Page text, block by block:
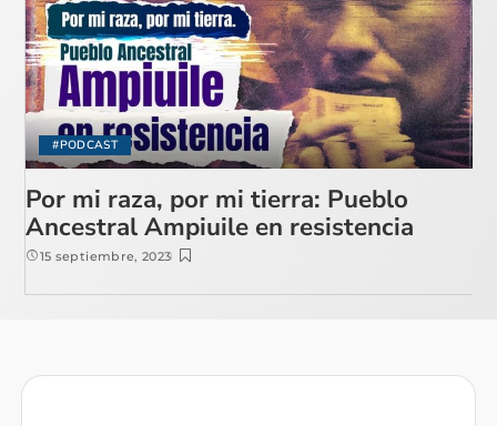
#PODCAST
Por mi raza, por mi tierra: Pueblo
Ancestral Ampiuile en resistencia
15 septiembre, 2023